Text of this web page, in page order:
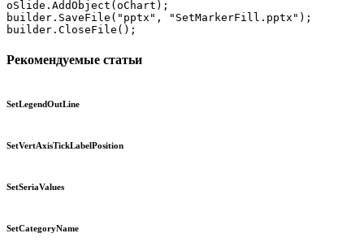
oSlide.AddObject(oChart);
builder.SaveFile("pptx", "SetMarkerFill.pptx");
builder.CloseFile();
Рекомендуемые статьи
SetLegendOutLine
SetVertAxisTickLabelPosition
SetSeriaValues
SetCategoryName